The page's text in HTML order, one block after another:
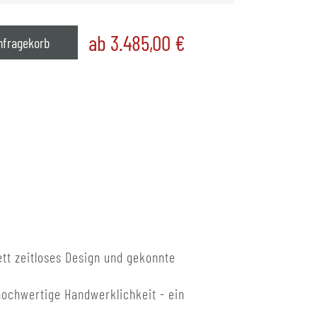
ab 3.485,00 €
zeitloses Design und gekonnte
Handwerklichkeit - ein